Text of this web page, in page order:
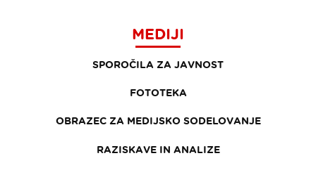
MEDIJI
SPOROČILA ZA JAVNOST
FOTOTEKA
OBRAZEC ZA MEDIJSKO SODELOVANJE
RAZISKAVE IN ANALIZE